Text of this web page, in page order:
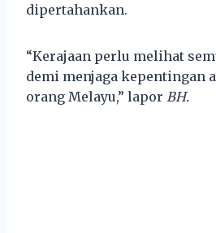
dipertahankan.
“Kerajaan perlu melihat
demi menjaga kepentingan
orang Melayu,” lapor BH.